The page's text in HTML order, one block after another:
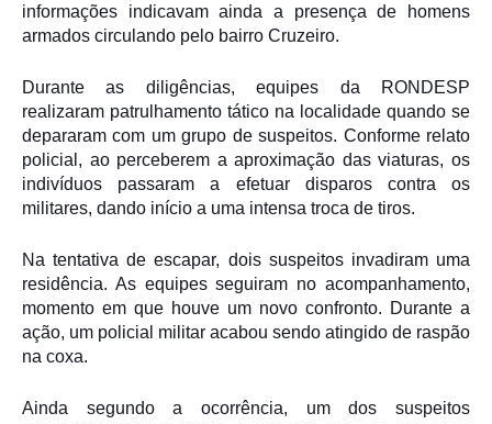
informações indicavam ainda a presença de homens
armados circulando pelo bairro Cruzeiro.
Durante as diligências, equipes da RONDESP
realizaram patrulhamento tático na localidade quando se
depararam com um grupo de suspeitos. Conforme relato
policial, ao perceberem a aproximação das viaturas, os
indivíduos passaram a efetuar disparos contra os
militares, dando início a uma intensa troca de tiros.
Na tentativa de escapar, dois suspeitos invadiram uma
residência. As equipes seguiram no acompanhamento,
momento em que houve um novo confronto. Durante a
ação, um policial militar acabou sendo atingido de raspão
na coxa.
Ainda segundo a ocorrência, um dos suspeitos